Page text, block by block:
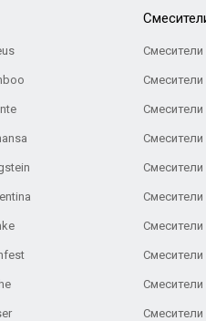
Смесители
Смесители
Смесители
Смесители
Смесители
Смесители
Смесители
Смесители
Смесители
Смесители